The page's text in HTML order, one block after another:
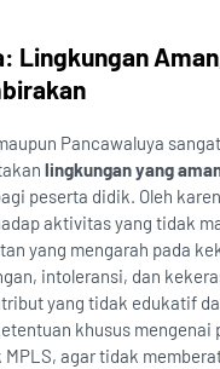
Lingkungan
Pancawaluya
lingkungan yang
peserta didik. Oleh
aktivitas yang tidak
yang mengarah pada
intoleransi, dan
yang tidak edukatif
khusus mengenai
MPLS, agar tidak